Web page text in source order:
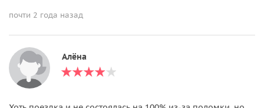
почти 2 года назад
Алёна